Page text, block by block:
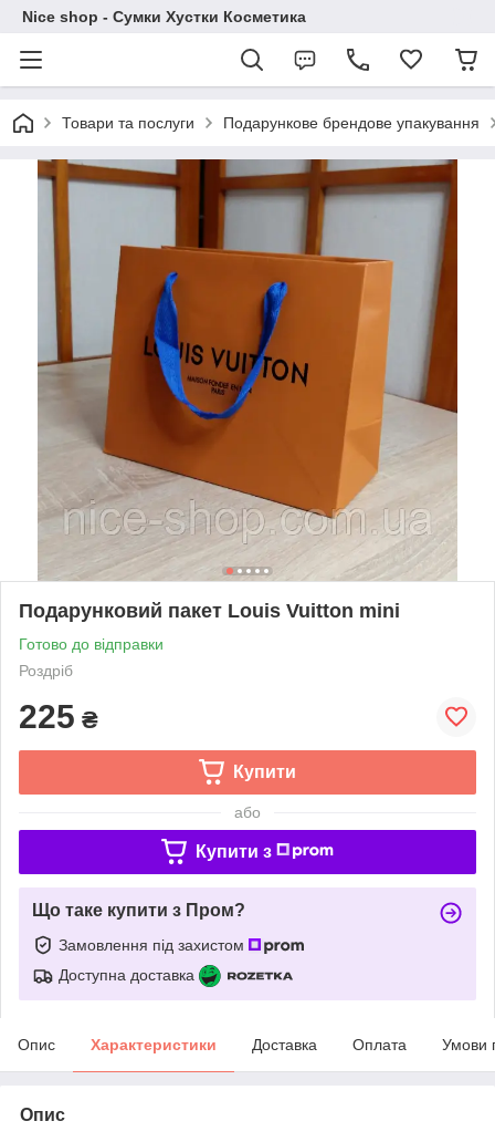
Nice shop - Сумки Хустки Косметика
Товари та послуги Подарункове брендове упакування
Подарунковий пакет Louis Vuitton mini
Готово до відправки
Роздріб
225 ₴
Купити
або
Купити з
Що таке купити з Пром?
Замовлення під захистом
Доступна доставка
Опис Характеристики Доставка Оплата Умови
Опис